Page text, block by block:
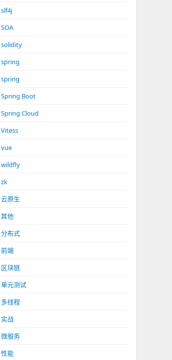
slf4j
SOA
solidity
spring
spring
Spring Boot
Spring Cloud
Vitess
vue
wildfly
zk
云原生
其他
分布式
前端
区块链
单元测试
多线程
实战
微服务
性能